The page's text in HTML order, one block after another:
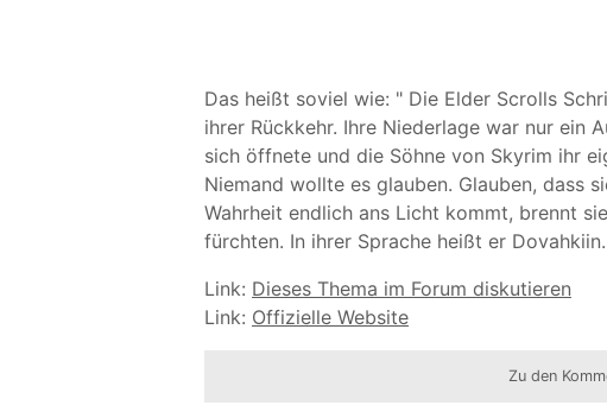
Das heißt soviel wie: " Die Elder Scrolls
ihrer Rückkehr. Ihre Niederlage war nur ein
sich öffnete und die Söhne von Skyrim ihr
Niemand wollte es glauben. Glauben, dass
Wahrheit endlich ans Licht kommt, brennt
fürchten. In ihrer Sprache heißt er
Link: Dieses Thema im Forum diskutieren
Link: Offizielle Website
Zu den